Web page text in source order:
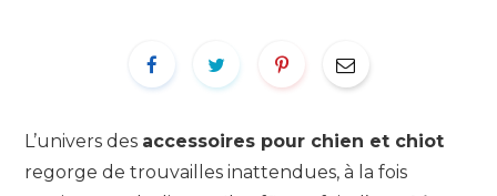
L’univers des accessoires pour chien et chiot
regorge de trouvailles inattendues, à la fois